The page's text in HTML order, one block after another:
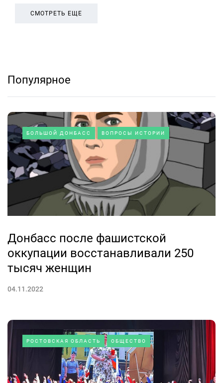
СМОТРЕТЬ ЕЩЕ
Популярное
БОЛЬШОЙ ДОНБАСС ВОПРОСЫ ИСТОРИИ
Донбасс после фашистской
оккупации восстанавливали 250
тысяч женщин
04.11.2022
РОСТОВСКАЯ ОБЛАСТЬ ОБЩЕСТВО